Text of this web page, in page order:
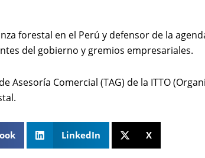
forestal en el Perú y defensor de la
del gobierno y gremios empresariales.
Asesoría Comercial (TAG) de la ITTO
LinkedIn X